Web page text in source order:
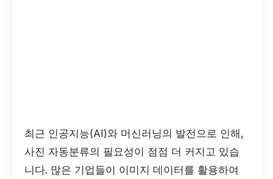
최근 인공지능(AI)와 머신러닝의 발전으로 인해,
사진 자동분류의 필요성이 점점 더 커지고 있습
니다. 많은 기업들이 이미지 데이터를 활용하여